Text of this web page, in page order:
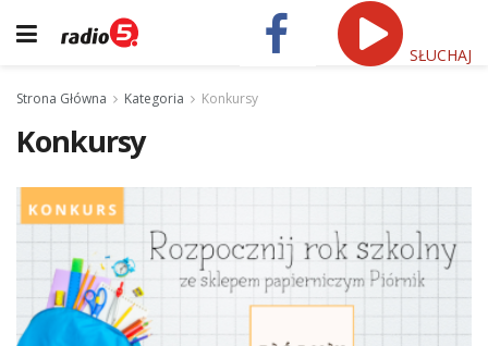
SŁUCHAJ
Strona Główna Kategoria Konkursy
Konkursy